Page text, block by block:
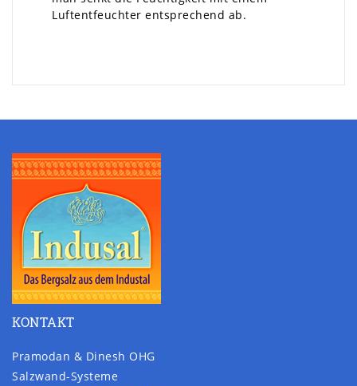
Luftentfeuchter entsprechend ab.
KONTAKT
Pramodan & Dinesh OHG
Salzwand-Systeme